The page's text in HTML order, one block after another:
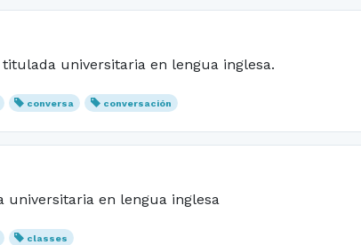
universitaria en lengua inglesa.
conversa conversación
universitaria en lengua inglesa
classes